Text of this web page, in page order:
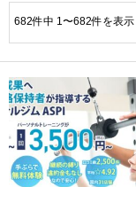
682件中 1〜682件を表示